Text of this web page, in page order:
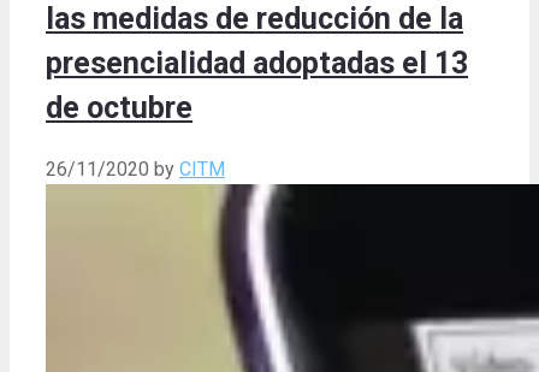
las medidas de reducción de la
presencialidad adoptadas el 13
de octubre
26/11/2020 by CITM